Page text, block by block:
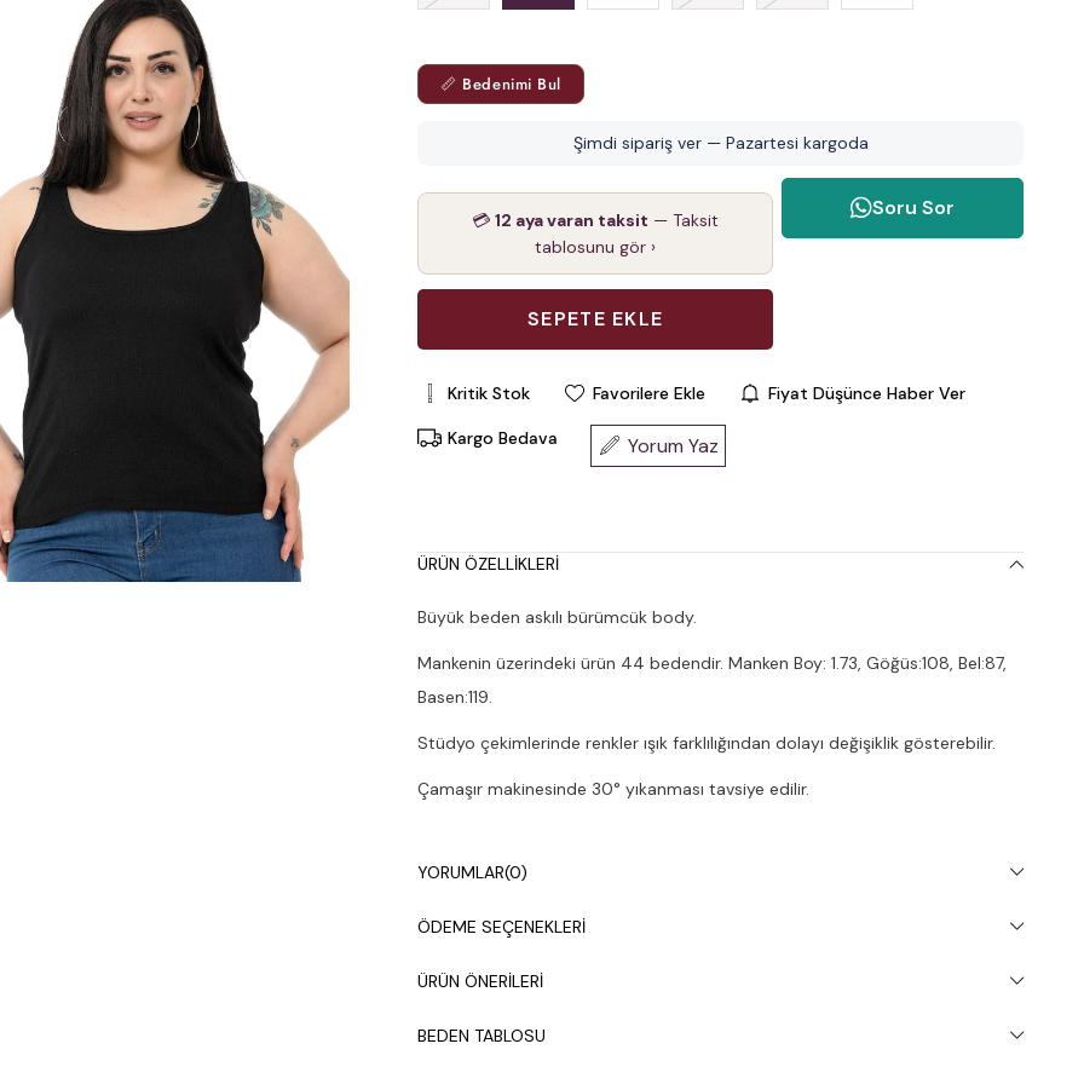
📏 Bedenimi Bul
Şimdi sipariş ver — Pazartesi kargoda
💳12 aya varan taksit — Taksit
tablosunu gör ›
Soru Sor
Kritik Stok Favorilere Ekle Fiyat Düşünce Haber Ver
Kargo Bedava Yorum Yaz
ÜRÜN ÖZELLIKLERI
Büyük beden askılı bürümcük body.
Mankenin üzerindeki ürün 44 bedendir. Manken Boy: 1.73, Göğüs:108, Bel:87,
Basen:119.
Stüdyo çekimlerinde renkler ışık farklılığından dolayı değişiklik gösterebilir.
Çamaşır makinesinde 30° yıkanması tavsiye edilir.
YORUMLAR(0)
ÖDEME SEÇENEKLERI
ÜRÜN ÖNERILERI
BEDEN TABLOSU